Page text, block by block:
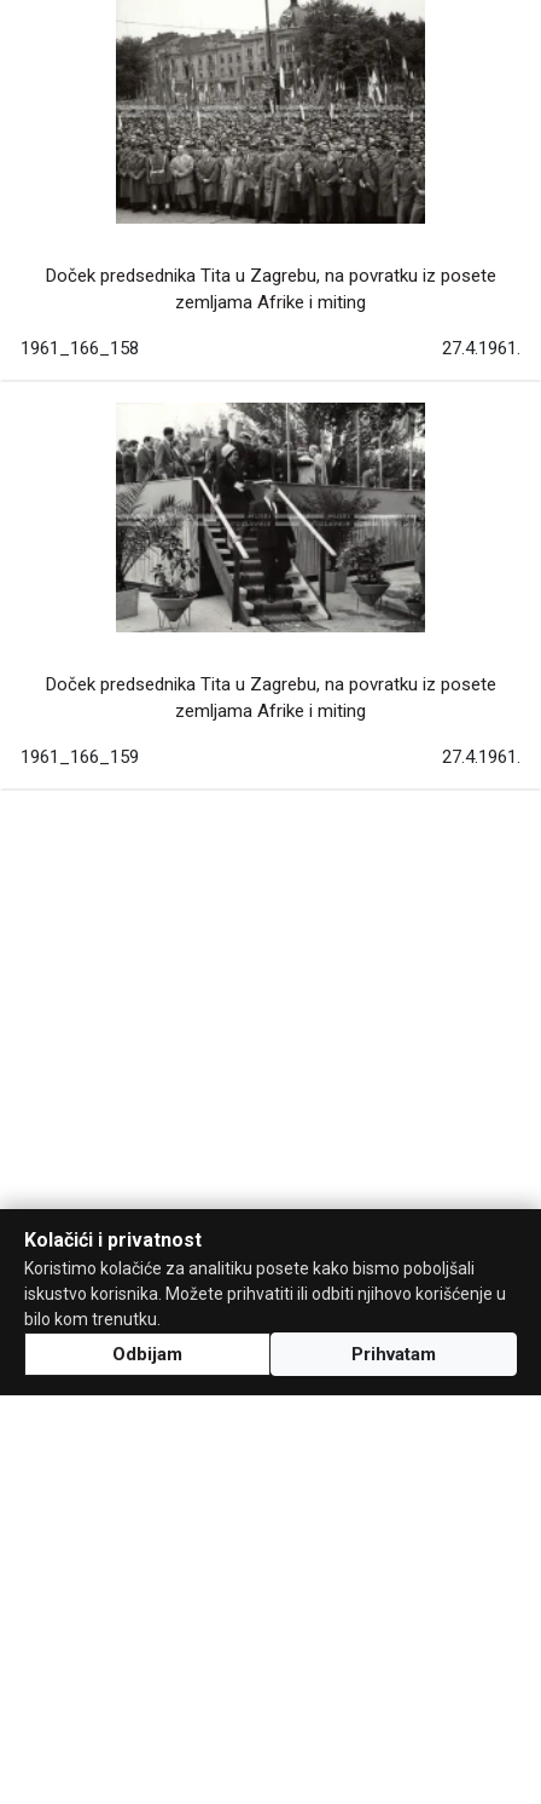
Doček predsednika Tita u Zagrebu, na povratku iz posete
zemljama Afrike i miting
1961_166_158 27.4.1961.
Doček predsednika Tita u Zagrebu, na povratku iz posete
zemljama Afrike i miting
1961_166_159 27.4.1961.
Kolačići i privatnost
Koristimo kolačiće za analitiku posete kako bismo poboljšali
iskustvo korisnika. Možete prihvatiti ili odbiti njihovo korišćenje u
bilo kom trenutku.
Odbijam Prihvatam